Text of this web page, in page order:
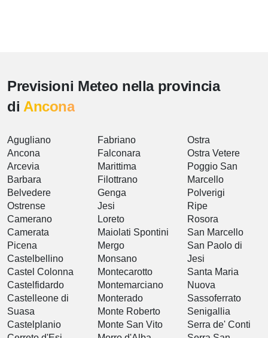
Previsioni Meteo nella provincia
di Ancona
Agugliano
Ancona
Arcevia
Barbara
Belvedere
Ostrense
Camerano
Camerata
Picena
Castelbellino
Castel Colonna
Castelfidardo
Castelleone di
Suasa
Castelplanio
Fabriano
Falconara
Marittima
Filottrano
Genga
Jesi
Loreto
Maiolati Spontini
Mergo
Monsano
Montecarotto
Montemarciano
Monterado
Monte Roberto
Monte San Vito
Ostra
Ostra Vetere
Poggio San
Marcello
Polverigi
Ripe
Rosora
San Marcello
San Paolo di
Jesi
Santa Maria
Nuova
Sassoferrato
Senigallia
Serra de' Conti